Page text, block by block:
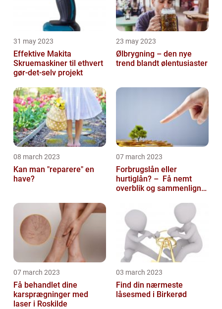
31 may 2023
Effektive Makita
Skruemaskiner til ethvert
gør-det-selv projekt
23 may 2023
Ølbrygning – den nye
trend blandt ølentusiaster
08 march 2023
Kan man "reparere" en
have?
07 march 2023
Forbrugslån eller
hurtiglån? – Få nemt
overblik og sammenlign
07 march 2023
Få behandlet dine
karsprægninger med
laser i Roskilde
03 march 2023
Find din nærmeste
låsesmed i Birkerød